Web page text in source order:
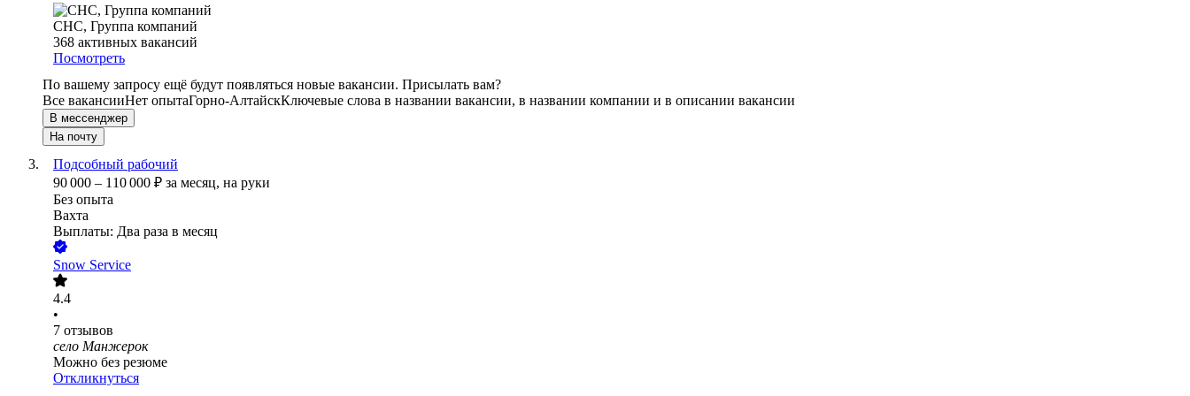
СНС, Группа компаний
368 активных вакансий
Посмотреть
По вашему запросу ещё будут появляться новые вакансии. Присылать вам?
Все вакансииНет опытаГорно-АлтайскКлючевые слова в названии вакансии, в названии компании и в описании вакансии
В мессенджер
На почту
Подсобный рабочий
90 000 – 110 000 ₽ за месяц, на руки
Без опыта
Вахта
Выплаты: Два раза в месяц
Snow Service
4.4
•
7 отзывов
село Манжерок
Можно без резюме
Откликнуться